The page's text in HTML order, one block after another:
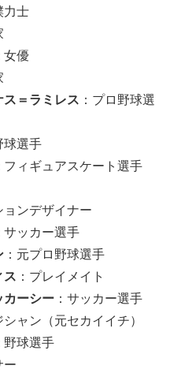
力士
女優
ス＝ラミレス ：プロ野球選
球選手
フィギュアスケート選手
ョンデザイナー
サッカー選手
：元プロ野球選手
ス ：プレイメイト
カーシー ：サッカー選手
シャン（元セカイイチ）
野球選手
ー